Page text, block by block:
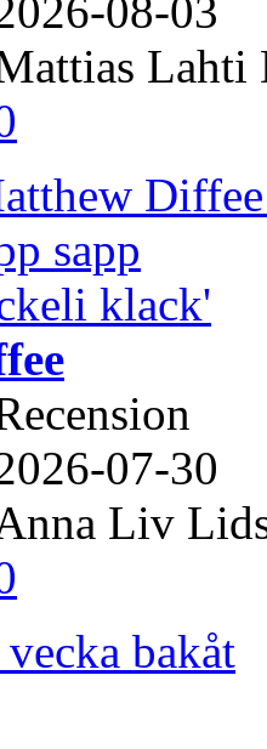
08-03
Lahti
07-30
Liv
bakåt